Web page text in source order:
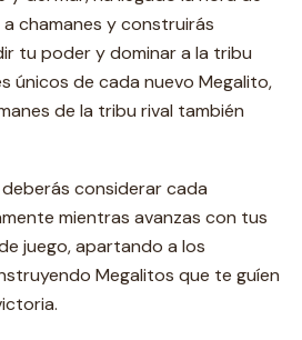
chamanes y construirás
tu poder y dominar a la tribu
únicos de cada nuevo Megalito,
de la tribu rival también
considerar cada
mientras avanzas con tus
juego, apartando a los
Megalitos que te guíen